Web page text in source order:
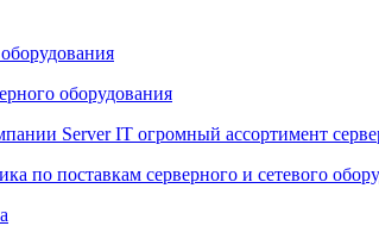
оборудования
Server IT огромный ассортимент